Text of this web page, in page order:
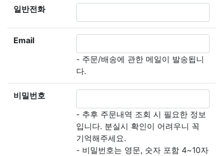
일반전화
Email
- 주문/배송에 관한 메일이 발송됩니
다.
비밀번호
- 추후 주문내역 조회 시 필요한 정보
입니다. 분실시 확인이 어려우니 꼭
기억해주세요.
- 비밀번호는 영문, 숫자 포함 4~10자